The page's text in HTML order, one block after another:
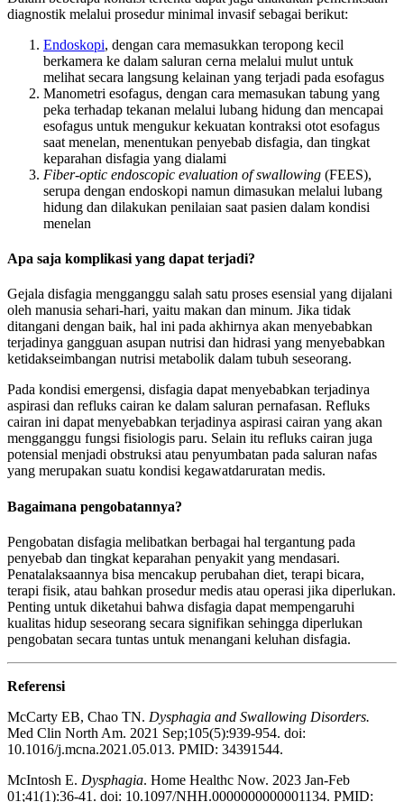
diagnostik melalui prosedur minimal invasif sebagai berikut:
Endoskopi, dengan cara memasukkan teropong kecil
berkamera ke dalam saluran cerna melalui mulut untuk
melihat secara langsung kelainan yang terjadi pada esofagus
Manometri esofagus, dengan cara memasukan tabung yang
peka terhadap tekanan melalui lubang hidung dan mencapai
esofagus untuk mengukur kekuatan kontraksi otot esofagus
saat menelan, menentukan penyebab disfagia, dan tingkat
keparahan disfagia yang dialami
Fiber-optic endoscopic evaluation of swallowing (FEES),
serupa dengan endoskopi namun dimasukan melalui lubang
hidung dan dilakukan penilaian saat pasien dalam kondisi
menelan
Apa saja komplikasi yang dapat terjadi?
Gejala disfagia mengganggu salah satu proses esensial yang dijalani
oleh manusia sehari-hari, yaitu makan dan minum. Jika tidak
ditangani dengan baik, hal ini pada akhirnya akan menyebabkan
terjadinya gangguan asupan nutrisi dan hidrasi yang menyebabkan
ketidakseimbangan nutrisi metabolik dalam tubuh seseorang.
Pada kondisi emergensi, disfagia dapat menyebabkan terjadinya
aspirasi dan refluks cairan ke dalam saluran pernafasan. Refluks
cairan ini dapat menyebabkan terjadinya aspirasi cairan yang akan
mengganggu fungsi fisiologis paru. Selain itu refluks cairan juga
potensial menjadi obstruksi atau penyumbatan pada saluran nafas
yang merupakan suatu kondisi kegawatdaruratan medis.
Bagaimana pengobatannya?
Pengobatan disfagia melibatkan berbagai hal tergantung pada
penyebab dan tingkat keparahan penyakit yang mendasari.
Penatalaksaannya bisa mencakup perubahan diet, terapi bicara,
terapi fisik, atau bahkan prosedur medis atau operasi jika diperlukan.
Penting untuk diketahui bahwa disfagia dapat mempengaruhi
kualitas hidup seseorang secara signifikan sehingga diperlukan
pengobatan secara tuntas untuk menangani keluhan disfagia.
Referensi
McCarty EB, Chao TN. Dysphagia and Swallowing Disorders.
Med Clin North Am. 2021 Sep;105(5):939-954. doi:
10.1016/j.mcna.2021.05.013. PMID: 34391544.
McIntosh E. Dysphagia. Home Healthc Now. 2023 Jan-Feb
01;41(1):36-41. doi: 10.1097/NHH.0000000000001134. PMID: